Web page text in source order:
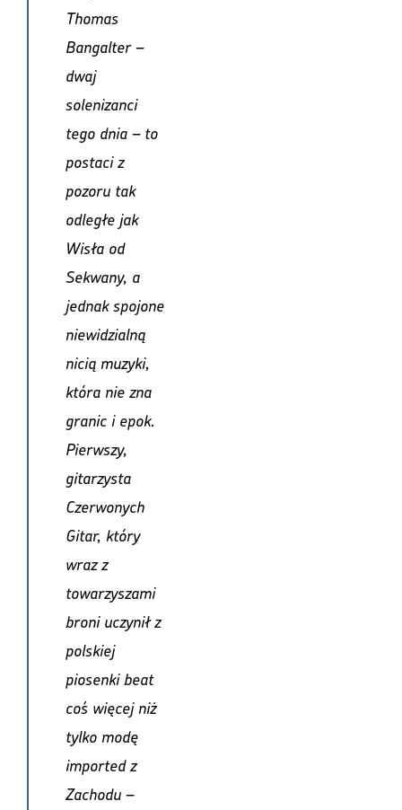
Thomas
Bangalter –
dwaj
solenizanci
tego dnia – to
postaci z
pozoru tak
odległe jak
Wisła od
Sekwany, a
jednak spojone
niewidzialną
nicią muzyki,
która nie zna
granic i epok.
Pierwszy,
gitarzysta
Czerwonych
Gitar, który
wraz z
towarzyszami
broni uczynił z
polskiej
piosenki beat
coś więcej niż
tylko modę
imported z
Zachodu –